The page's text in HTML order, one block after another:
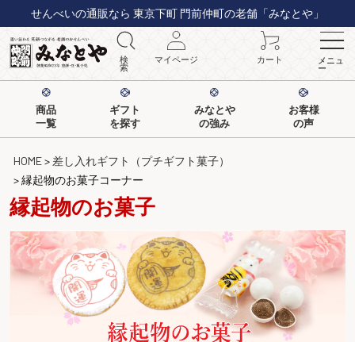
せんべいの通販なら 東京下町 門前仲町の老舗「みなとや」
検
索
マイページ カート メニュ
ー
商品
一覧
ギフト
を探す
みなとや
の強み
お客様
の声
HOME
差し入れギフト（プチギフト菓子）
縁起物のお菓子コーナー
縁起物のお菓子